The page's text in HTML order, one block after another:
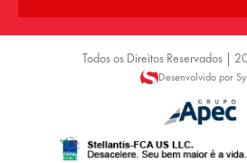
Todos os Direitos Reservados |
Desenvolvido por